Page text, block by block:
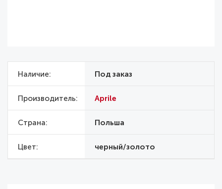
Наличие Под заказ
Производитель Aprile
Страна Польша
Цвет черный/золото